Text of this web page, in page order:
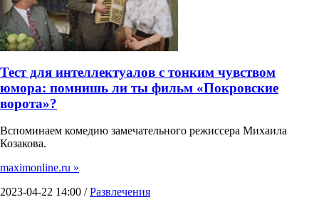
Тест для интеллектуалов с тонким чувством
юмора: помнишь ли ты фильм «Покровские
ворота»?
Вспоминаем комедию замечательного режиссера Михаила
Козакова.
maximonline.ru »
2023-04-22 14:00 /Развлечения